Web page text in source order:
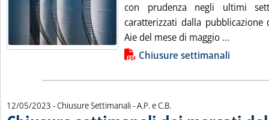
con prudenza negli ultimi
caratterizzati dalla
Aie del mese di maggio ...
Lista allegati PDF alla notiziaChiusure settimanali
12/05/2023 - Chiusure Settimanali -di:
A.P. e C.B.